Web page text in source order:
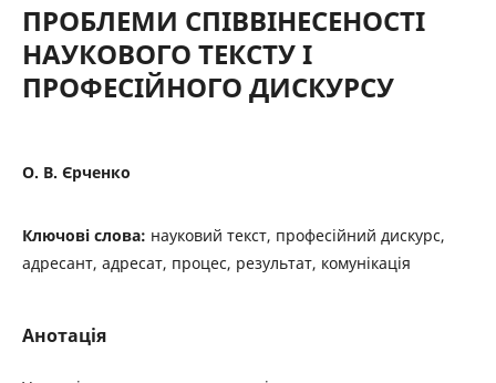
ПРОБЛЕМИ СПІВВІНЕСЕНОСТІ
НАУКОВОГО ТЕКСТУ І
ПРОФЕСІЙНОГО ДИСКУРСУ
О. В. Єрченко
Ключові слова: науковий текст, професійний дискурс,
адресант, адресат, процес, результат, комунікація
Анотація